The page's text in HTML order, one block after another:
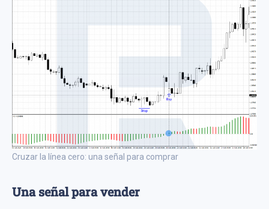
Cruzar la línea cero: una señal para comprar
Una señal para vender